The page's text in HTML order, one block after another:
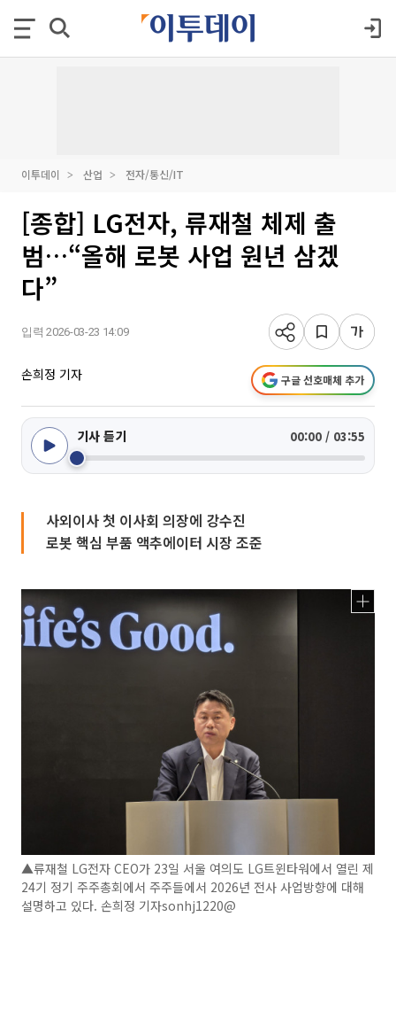
이투데이 산업 전자/통신/IT
[종합] LG전자, 류재철 체제 출
범…“올해 로봇 사업 원년 삼겠
다”
입력 2026-03-23 14:09
손희정 기자 구글 선호매체 추가
기사 듣기 00:00 / 03:55
사외이사 첫 이사회 의장에 강수진
로봇 핵심 부품 액추에이터 시장 조준
▲류재철 LG전자 CEO가 23일 서울 여의도 LG트윈타워에서 열린 제
24기 정기 주주총회에서 주주들에서 2026년 전사 사업방향에 대해
설명하고 있다. 손희정 기자sonhj1220@